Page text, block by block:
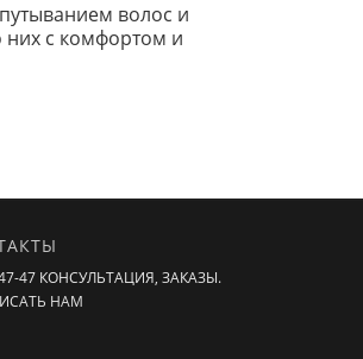
волос и
них с комфортом и
47 КОНСУЛЬТАЦИЯ, ЗАКАЗЫ.
НАМ